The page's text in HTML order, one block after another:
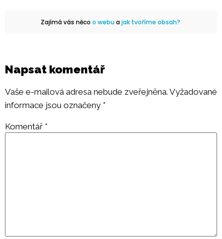
Zajímá vás něco o webuajak tvoříme obsah?
Napsat komentář
Vaše e-mailová adresa nebude zveřejněna. Vyžadované
informace jsou označeny *
Komentář *